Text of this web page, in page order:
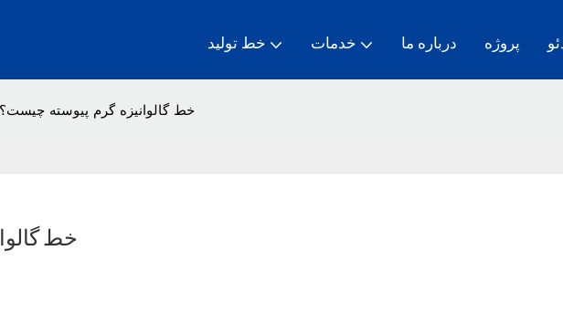
خط تولید خدمات درباره ما پروژه
خط گالوانیزه گرم پیوسته چیست؟
خط